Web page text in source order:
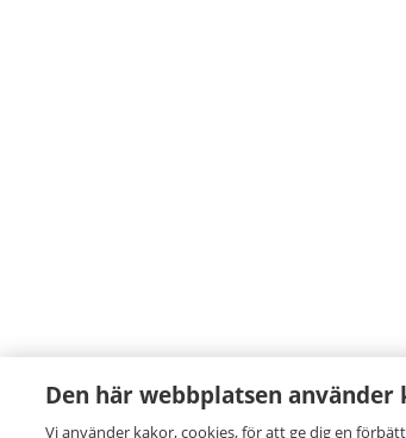
Den här webbplatsen använder
Vi använder kakor, cookies, för att ge dig en